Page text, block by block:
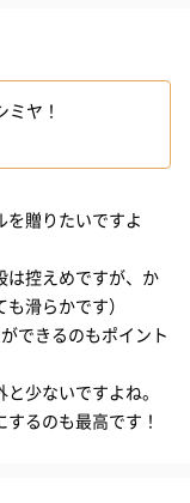
。
をおかけします。
ストール
ミヤを使用した、
す。女性だけでな
ザインが豊富なの
ヤ！
を贈りたいですよ
は控えめですが、か
滑らかです）
できるのもポイント
少ないですよね。
るのも最高です！